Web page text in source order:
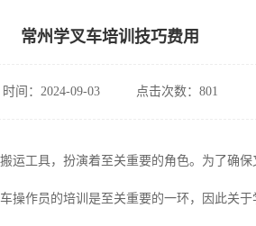
常州学叉车培训技巧费用
时间：2024-09-03 点击次数：801
运工具，扮演着至关重要的角色。为了确
操作员的培训是至关重要的一环，因此关于